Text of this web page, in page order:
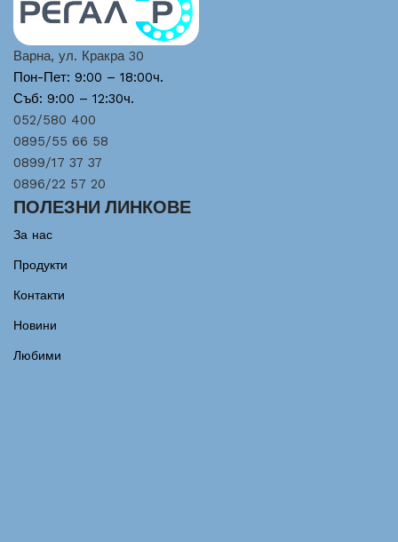
Варна, ул. Кракра 30
Пон-Пет: 9:00 – 18:00ч.
Съб: 9:00 – 12:30ч.
052/580 400
0895/55 66 58
0899/17 37 37
0896/22 57 20
ПОЛЕЗНИ ЛИНКОВЕ
За нас
Продукти
Контакти
Новини
Любими